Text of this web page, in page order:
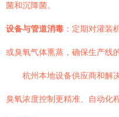
菌和沉降菌。
设备与管道消毒 ：定期对灌装
或臭氧气体熏蒸，确保生产线
杭州本地设备供应商和解
臭氧浓度控制更精准、自动化